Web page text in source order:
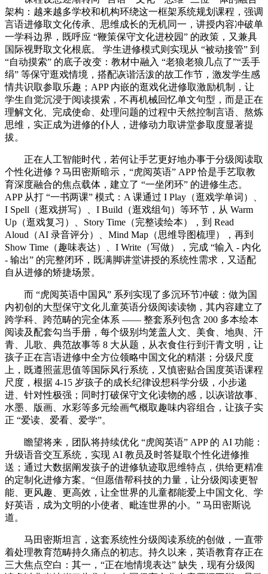
架构：越来越多学校和机构环绕这一框架系统规划课程，强调
言语进修取文化传承、思维成长的无机同一，讲授内容冲破单
一学科边界，既呼应 “鞭策保守文化进校园” 的政策，又兼具
国际视野取文化根底。 学生进修模式则实现从 “被动接管” 到
“自动摸索” 的底子改变：教材中融入 “老狼老狼几点了”“丢手
绢” 等保守逛戏情境，搭配诙谐活泼的故工作节，激发学生感
情共识取参取乐趣；APP 内嵌的逛戏化进修取激励机制，让
学生自觉沉浸于阅读摸索，不再机械回忆单文句型，而是正在
理解文化、完成使命、处理问题的过程中天然控制言语、熬炼
思维，实正成为进修的仆人，进修动力取讲堂参取度显著提
拔。
正在人工智能时代，若何让手艺更好地办事于分级阅读取
个性化进修？马田密斯暗示，“虎阅英语” APP 恰是手艺取教
育深度融合的焦点载体，建立了 “一坐闭环” 的进修生态。
APP 从打 “一书两课” 模式：A 课通过 I Play（逛戏学单词）、
I Spell（逛戏拼写）、I Build（逛戏组句）等环节，从 Warm
Up（逛戏复习）、Story Time（完整读绘本），到 Read
Aloud（AI 录音评分）、Mind Map（思维导图梳理），再到
Show Time（趣味表达）、I Write（写做），完成 “输入 - 内化
- 输出” 的完整闭环，既满脚讲堂讲授的系统性需求，又适配
自从进修的矫捷场景。
而 “虎阅英语中国风” 系列实现了多沉环节冲破：做为国
内初创的大型保守文化儿童英语分级阅读读物，其内容建立了
跨学科、跨范畴的完全体系 —— 整套系列包含 200 多本绘本
阅读及配套勾当手册，每个级别均笼盖人文、美食、地舆、汗
青、儿歌、典范故事等 8 大从题，从衣食住行到汗青文明，让
孩子正在言语进修中全方位领略中国文化的精湛；分级尺度
上，既遵照蓝思值等国际风行系统，又慎密贴合国度英语课程
尺度，根据 4-15 岁孩子的成长纪律设想科学分级，小步递
进、针对性极强；同时打破保守文化读物的感，以诙谐故事、
水墨、版画、水彩等多元绘画气概取趣味内容组合，让孩子实
正 “爱读、爱看、爱学”。
瞻望将来，团队将持续优化 “虎阅英语” APP 的 AI 功能：
升级语音交互系统，实现 AI 教员及时答疑取个性化进修推
送；通过大数据阐发孩子的进修轨迹取思维特点，供给更精准
的定制化进修方案。“但愿借帮科技的力量，让分级阅读更智
能、更风趣、更高效，让全世界的儿童都能爱上中国文化、学
好英语，成为文明的小使者、毗连世界的小。” 马田密斯说
道。
马田密斯坦言，这套系统性分级阅读系统的创做，一直带
着处理教育范畴持久痛点的初志。持久以来，英语教育存正在
三大焦点空白：其一，“正在地情境表达” 缺失，现有分级阅